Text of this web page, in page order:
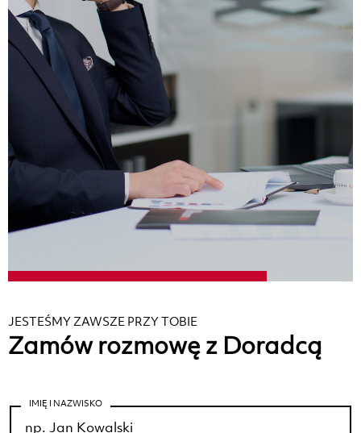
JESTEŚMY ZAWSZE PRZY TOBIE
Zamów rozmowę z Doradcą
IMIĘ I NAZWISKO